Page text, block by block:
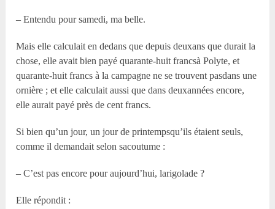
– Entendu pour samedi, ma belle.
Mais elle calculait en dedans que depuis deuxans que durait la
chose, elle avait bien payé quarante-huit francsà Polyte, et
quarante-huit francs à la campagne ne se trouvent pasdans une
ornière ; et elle calculait aussi que dans deuxannées encore,
elle aurait payé près de cent francs.
Si bien qu’un jour, un jour de printempsqu’ils étaient seuls,
comme il demandait selon sacoutume :
– C’est pas encore pour aujourd’hui, larigolade ?
Elle répondit :